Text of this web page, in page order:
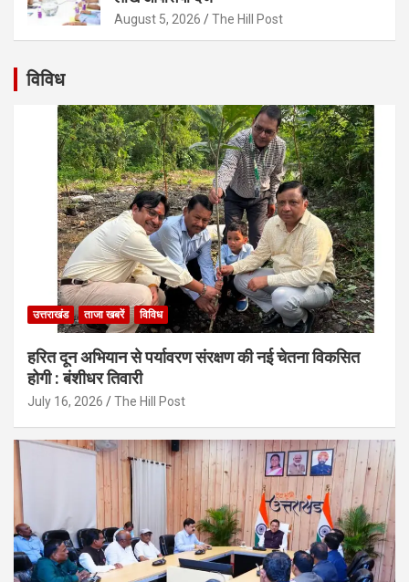
August 5, 2026 The Hill Post
विविध
उत्तराखंड ताजा खबरें विविध
हरित दून अभियान से पर्यावरण संरक्षण की नई चेतना विकसित
होगी : बंशीधर तिवारी
July 16, 2026 The Hill Post